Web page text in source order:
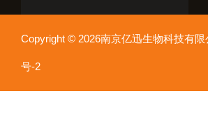
Copyright © 2026南京亿迅生物科技有
号-2